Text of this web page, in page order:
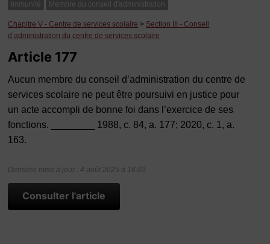
Immunité Membre du conseil d'administration
Chapitre V - Centre de services scolaire > Section III - Conseil
d’administration du centre de services scolaire
Article 177
Aucun membre du conseil d’administration du centre de
services scolaire ne peut être poursuivi en justice pour
un acte accompli de bonne foi dans l’exercice de ses
fonctions. ________ 1988, c. 84, a. 177; 2020, c. 1, a.
163.
Dernière mise à jour : 4 août 2025 à 16:03
Consulter l'article